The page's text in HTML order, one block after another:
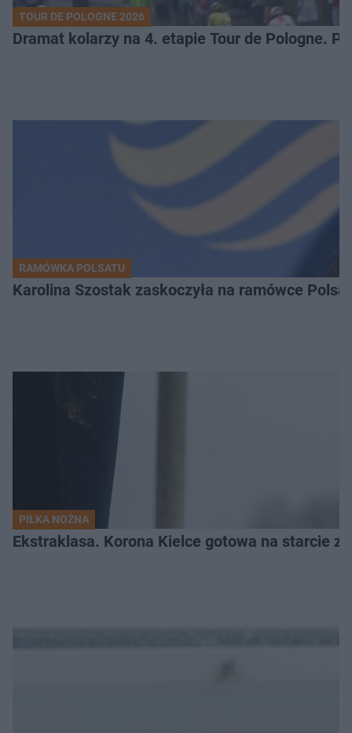
TOUR DE POLOGNE 2026
Dramat kolarzy na 4. etapie Tour de Pologne.
RAMÓWKA POLSATU
Karolina Szostak zaskoczyła na ramówce
PIŁKA NOŻNA
Ekstraklasa. Korona Kielce gotowa na starcie z